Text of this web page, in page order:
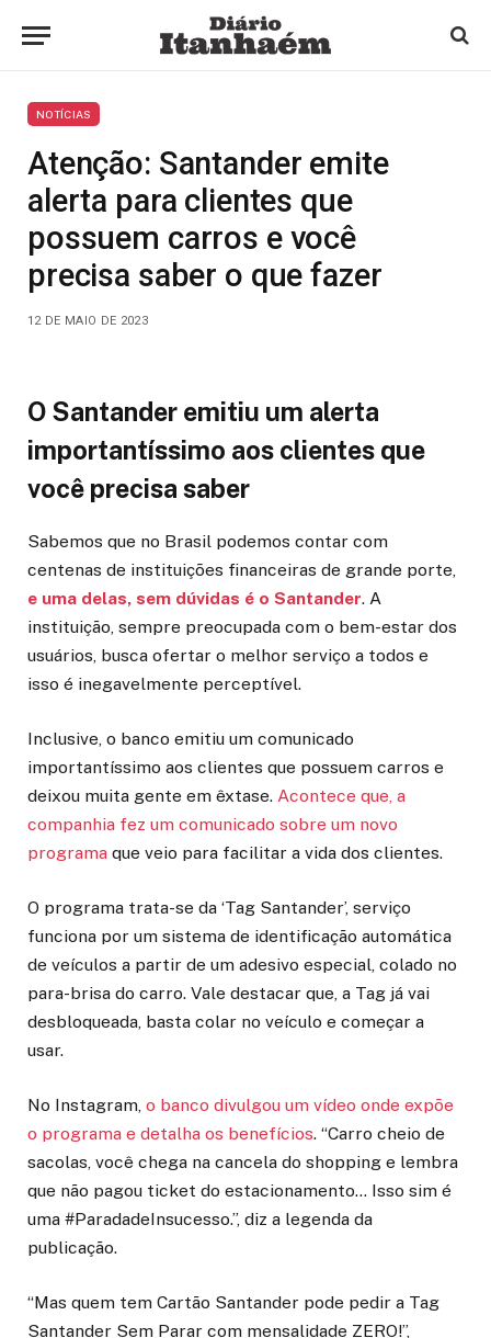
NOTÍCIAS
Atenção: Santander emite
alerta para clientes que
possuem carros e você
precisa saber o que fazer
12 DE MAIO DE 2023
O Santander emitiu um alerta
importantíssimo aos clientes que
você precisa saber
Sabemos que no Brasil podemos contar com
centenas de instituições financeiras de grande porte,
e uma delas, sem dúvidas é o Santander. A
instituição, sempre preocupada com o bem-estar dos
usuários, busca ofertar o melhor serviço a todos e
isso é inegavelmente perceptível.
Inclusive, o banco emitiu um comunicado
importantíssimo aos clientes que possuem carros e
deixou muita gente em êxtase. Acontece que, a
companhia fez um comunicado sobre um novo
programa que veio para facilitar a vida dos clientes.
O programa trata-se da ‘Tag Santander’, serviço
funciona por um sistema de identificação automática
de veículos a partir de um adesivo especial, colado no
para-brisa do carro. Vale destacar que, a Tag já vai
desbloqueada, basta colar no veículo e começar a
usar.
No Instagram, o banco divulgou um vídeo onde expõe
o programa e detalha os benefícios. “Carro cheio de
sacolas, você chega na cancela do shopping e lembra
que não pagou ticket do estacionamento… Isso sim é
uma #ParadadeInsucesso.”, diz a legenda da
publicação.
“Mas quem tem Cartão Santander pode pedir a Tag
Santander Sem Parar com mensalidade ZERO!”,